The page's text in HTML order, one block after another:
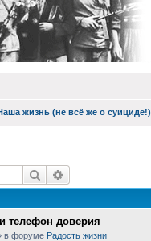
жизнь (не всё же о суициде!)
Поиск
телефон доверия
в форуме Радость жизни